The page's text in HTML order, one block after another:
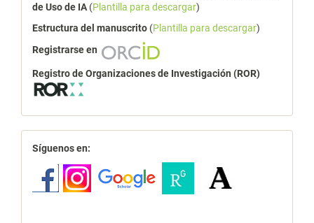
de Uso de IA (Plantilla para descargar)
Estructura del manuscrito (Plantilla para descargar)
Registrarse en
Registro de Organizaciones de Investigación (ROR)
redes
Síguenos en: